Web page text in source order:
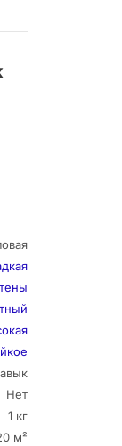
Нет
1 кг
м²